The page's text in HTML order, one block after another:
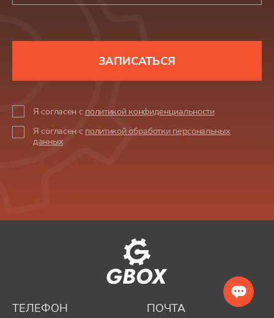
ЗАПИСАТЬСЯ
Я согласен с политикой конфиденциальности
Я согласен с политикой обработки персональных
данных
ТЕЛЕФОН ПОЧТА